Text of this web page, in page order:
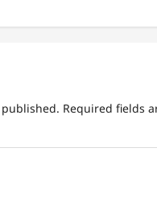
Required fields